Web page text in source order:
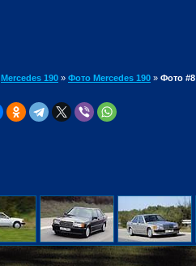
Mercedes 190 » Фото Mercedes 190 » Фото #8